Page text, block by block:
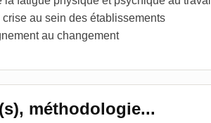
au sein des établissements
au changement
méthodologie...